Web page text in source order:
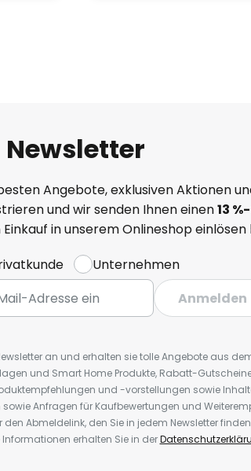
Newsletter
Angebote, exklusiven Aktionen
und wir senden Ihnen einen13 %-
in unserem Onlineshop einlösen
Unternehmen
Anmelden
an und erhalten sie tolle Angebote aus
und Smart Home Produkte, Rabatt-
und -vorstellungen sowie
Anfragen für Kaufbewertungen und
Abmeldelink, den Sie in jedem Newsletter
Informationen erhalten Sie in der